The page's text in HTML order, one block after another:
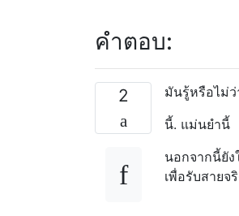
คำตอบ:
2
มันรู้หรือไม่
นี้. แม่นยำนี้
นอกจากนี้ยั
เพื่อรับสายจ